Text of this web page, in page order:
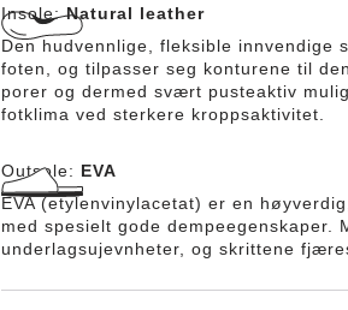
Insole:Natural leather
Den hudvennlige, fleksible innvendige
foten, og tilpasser seg konturene til
porer og dermed svært pusteaktiv
fotklima ved sterkere kroppsaktivitet.
Outsole: EVA
EVA (etylenvinylacetat) er en
med spesielt gode dempeegenskaper.
underlagsujevnheter, og skrittene